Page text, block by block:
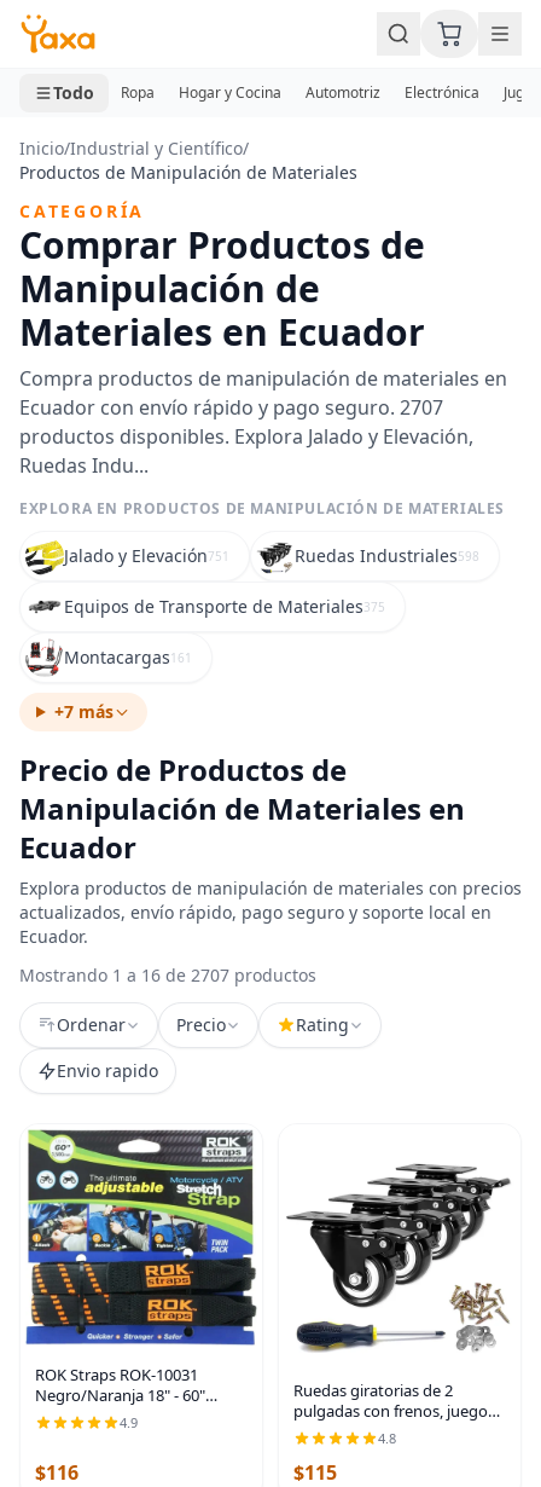
MINI CARRITO
0 productos
Todo Ropa Hogar y Cocina Automotriz Electrónica
Inicio/Industrial y Científico/
Productos de Manipulación de Materiales
CATEGORÍA
Comprar Productos de
Manipulación de
Materiales en Ecuador
Compra productos de manipulación de materiales en
Ecuador con envío rápido y pago seguro. 2707
productos disponibles. Explora Jalado y Elevación,
Ruedas Indu...
EXPLORA EN PRODUCTOS DE MANIPULACIÓN DE MATERIALES
Jalado y Elevación751 Ruedas Industriales598
Equipos de Transporte de Materiales375
Montacargas161
+7 más
Precio de Productos de
Manipulación de Materiales en
Ecuador
Explora productos de manipulación de materiales con precios
actualizados, envío rápido, pago seguro y soporte local en
Ecuador.
Mostrando 1 a 16 de 2707 productos
Ordenar Precio
Rating
Envio rapido
ROK Straps ROK-10031
Negro/Naranja 18" - 60"
Motorcycl/ATV Correa
elástica ajustable
4.9
$116
Ruedas giratorias de 2
pulgadas con frenos, juego
de 4 ruedas de bloqueo
resistentes, ruedas negras
que no se dañan para carrito
4.8
$115